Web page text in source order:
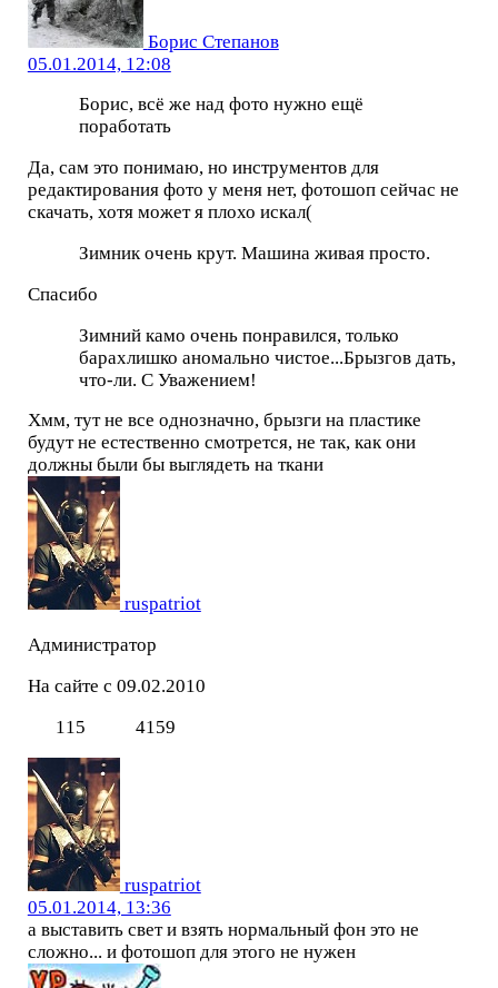
Борис Степанов
05.01.2014, 12:08
Борис, всё же над фото нужно ещё
поработать
Да, сам это понимаю, но инструментов для
редактирования фото у меня нет, фотошоп сейчас не
скачать, хотя может я плохо искал(
Зимник очень крут. Машина живая просто.
Спасибо
Зимний камо очень понравился, только
барахлишко аномально чистое...Брызгов дать,
что-ли. С Уважением!
Хмм, тут не все однозначно, брызги на пластике
будут не естественно смотрется, не так, как они
должны были бы выглядеть на ткани
ruspatriot
Администратор
На сайте с 09.02.2010
115
4159
ruspatriot
05.01.2014, 13:36
а выставить свет и взять нормальный фон это не
сложно... и фотошоп для этого не нужен